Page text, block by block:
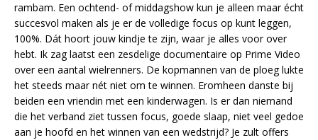
rambam. Een ochtend- of middagshow kun je alleen maar écht
succesvol maken als je er de volledige focus op kunt leggen,
100%. Dát hoort jouw kindje te zijn, waar je alles voor over
hebt. Ik zag laatst een zesdelige documentaire op Prime Video
over een aantal wielrenners. De kopmannen van de ploeg lukte
het steeds maar nét niet om te winnen. Eromheen danste bij
beiden een vriendin met een kinderwagen. Is er dan niemand
die het verband ziet tussen focus, goede slaap, niet veel gedoe
aan je hoofd en het winnen van een wedstrijd? Je zult offers